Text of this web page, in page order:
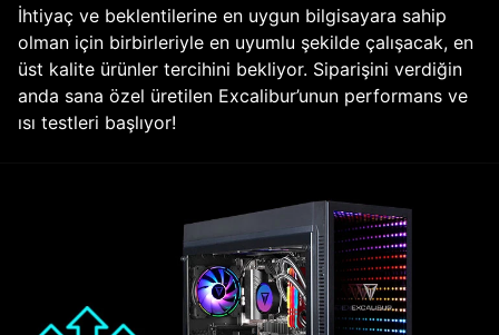
İhtiyaç ve beklentilerine en uygun bilgisayara sahip
olman için birbirleriyle en uyumlu şekilde çalışacak, en
üst kalite ürünler tercihini bekliyor. Siparişini verdiğin
anda sana özel üretilen Excalibur’unun performans ve
ısı testleri başlıyor!